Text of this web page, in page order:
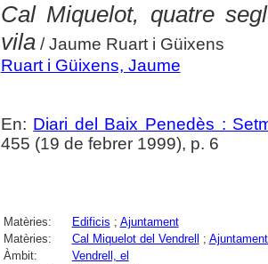
Cal Miquelot, quatre
vila/ Jaume Ruart i Güixens
Ruart i Güixens, Jaume
En: Diari del Baix Penedès :
455 (19 de febrer 1999), p. 6
Matèries: Edificis ; Ajuntament
Matèries:
Cal Miquelot del Vendrell ;
Àmbit:
Vendrell, el